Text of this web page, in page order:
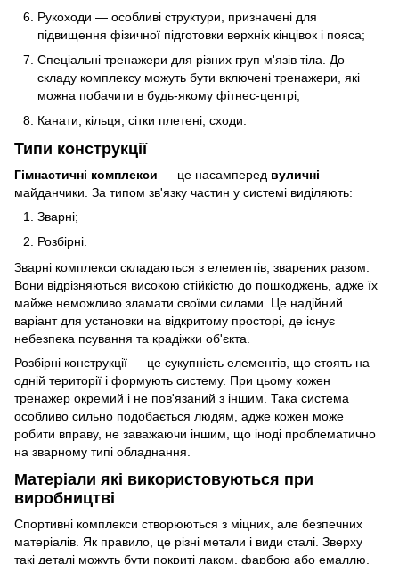
Рукоходи — особливі структури, призначені для
підвищення фізичної підготовки верхніх кінцівок і пояса;
Спеціальні тренажери для різних груп м'язів тіла. До
складу комплексу можуть бути включені тренажери, які
можна побачити в будь-якому фітнес-центрі;
Канати, кільця, сітки плетені, сходи.
Типи конструкції
Гімнастичні комплекси — це насамперед вуличні
майданчики. За типом зв'язку частин у системі виділяють:
Зварні;
Розбірні.
Зварні комплекси складаються з елементів, зварених разом.
Вони відрізняються високою стійкістю до пошкоджень, адже їх
майже неможливо зламати своїми силами. Це надійний
варіант для установки на відкритому просторі, де існує
небезпека псування та крадіжки об'єкта.
Розбірні конструкції — це сукупність елементів, що стоять на
одній території і формують систему. При цьому кожен
тренажер окремий і не пов'язаний з іншим. Така система
особливо сильно подобається людям, адже кожен може
робити вправу, не заважаючи іншим, що іноді проблематично
на зварному типі обладнання.
Матеріали які використовуються при
виробництві
Спортивні комплекси створюються з міцних, але безпечних
матеріалів. Як правило, це різні метали і види сталі. Зверху
такі деталі можуть бути покриті лаком, фарбою або емаллю,